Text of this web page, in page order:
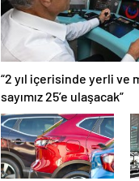
“2 yıl içerisinde yerli ve
sayımız 25’e ulaşacak”